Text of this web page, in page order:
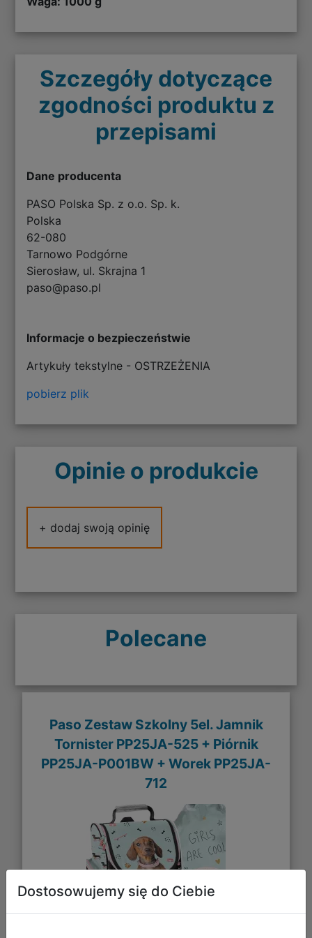
Szczegóły dotyczące
zgodności produktu z
przepisami
Dane producenta
PASO Polska Sp. z o.o. Sp. k.
Polska
62-080
Tarnowo Podgórne
Sierosław, ul. Skrajna 1
paso@paso.pl
Informacje o bezpieczeństwie
Artykuły tekstylne - OSTRZEŻENIA
pobierz plik
Opinie o produkcie
+ dodaj swoją opinię
Polecane
Paso Zestaw Szkolny 5el. Jamnik
Tornister PP25JA-525 + Piórnik
PP25JA-P001BW + Worek PP25JA-
712
Dostosowujemy się do Ciebie